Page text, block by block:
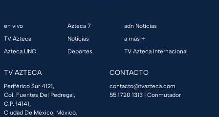
en vivo
TV Azteca
Azteca UNO
Azteca 7
Noticias
Deportes
adn Noticias
a más +
TV Azteca Internacional
TV AZTECA
Periférico Sur 4121,
Col. Fuentes Del Pedregal,
C.P. 14141,
Ciudad De México, México.
CONTACTO
contacto@tvazteca.com
55 1720 1313 | Conmutador